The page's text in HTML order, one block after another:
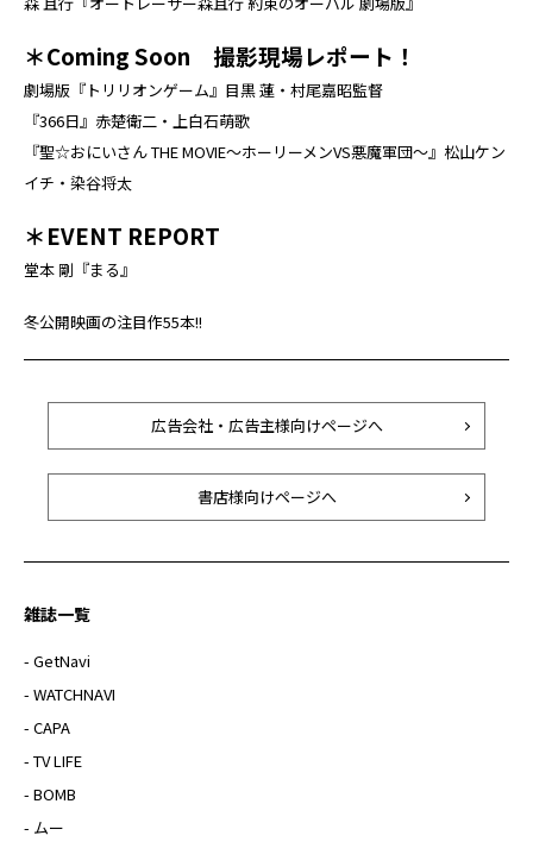
＊Coming Soon 撮影現場レポート！
劇場版『トリリオンゲーム』目黒 蓮・村尾嘉昭監督
『366日』赤楚衛二・上白石萌歌
『聖☆おにいさん THE MOVIE～ホーリーメンVS悪魔軍団～』松山ケン
イチ・染谷将太
＊EVENT REPORT
堂本 剛『まる』
冬公開映画の注目作55本!!
広告会社・広告主様向けページへ
書店様向けページへ
雑誌一覧
- GetNavi
- WATCHNAVI
- CAPA
- TV LIFE
- BOMB
- ムー